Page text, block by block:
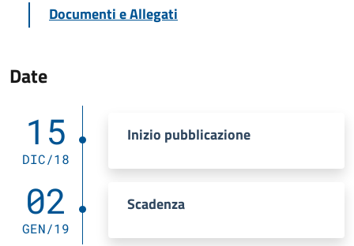
Documenti e Allegati
Date
15
DIC/18
Inizio pubblicazione
02
GEN/19
Scadenza